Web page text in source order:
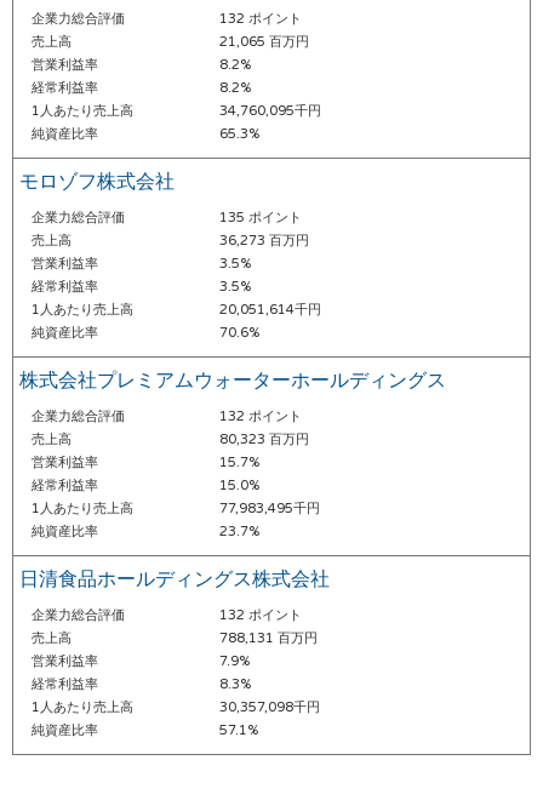
企業力総合評価
132 ポイント
売上高
21,065 百万円
営業利益率
8.2%
経常利益率
8.2%
1人あたり売上高
34,760,095千円
純資産比率
65.3%
モロゾフ株式会社
企業力総合評価
135 ポイント
売上高
36,273 百万円
営業利益率
3.5%
経常利益率
3.5%
1人あたり売上高
20,051,614千円
純資産比率
70.6%
株式会社プレミアムウォーターホールディングス
企業力総合評価
132 ポイント
売上高
80,323 百万円
営業利益率
15.7%
経常利益率
15.0%
1人あたり売上高
77,983,495千円
純資産比率
23.7%
日清食品ホールディングス株式会社
企業力総合評価
132 ポイント
売上高
788,131 百万円
営業利益率
7.9%
経常利益率
8.3%
1人あたり売上高
30,357,098千円
純資産比率
57.1%